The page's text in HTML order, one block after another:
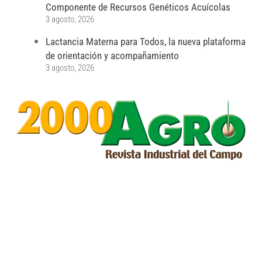
Componente de Recursos Genéticos Acuícolas
3 agosto, 2026
Lactancia Materna para Todos, la nueva plataforma
de orientación y acompañamiento
3 agosto, 2026